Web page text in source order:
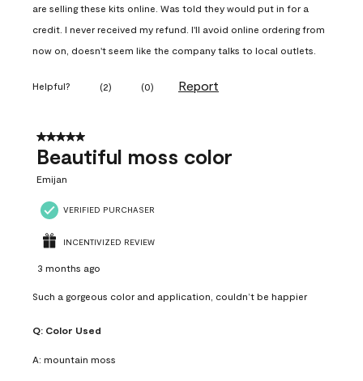
are selling these kits online. Was told they would put in for a
credit. I never received my refund. I'll avoid online ordering from
now on, doesn't seem like the company talks to local outlets.
Helpful? (2) (0) Report
5 out of 5 stars.
Beautiful moss color
Emijan
VERIFIED PURCHASER
INCENTIVIZED REVIEW
3 months ago
Such a gorgeous color and application, couldn’t be happier
Q: Color Used
A: mountain moss